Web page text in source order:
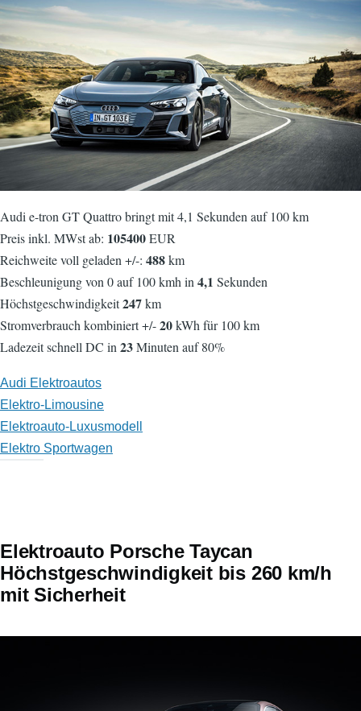
Audi e-tron GT Quattro bringt mit 4,1 Sekunden auf 100 km
Preis inkl. MWst ab: 105400EUR
Reichweite voll geladen +/-: 488km
Beschleunigung von 0 auf 100 kmh in4,1 Sekunden
Höchstgeschwindigkeit247km
Stromverbrauch kombiniert +/-20kWh für 100 km
Ladezeit schnell DC in23Minuten auf 80%
Audi Elektroautos
Elektro-Limousine
Elektroauto-Luxusmodell
Elektro Sportwagen
Elektroauto Porsche Taycan
Höchstgeschwindigkeit bis 260 km/h
mit Sicherheit